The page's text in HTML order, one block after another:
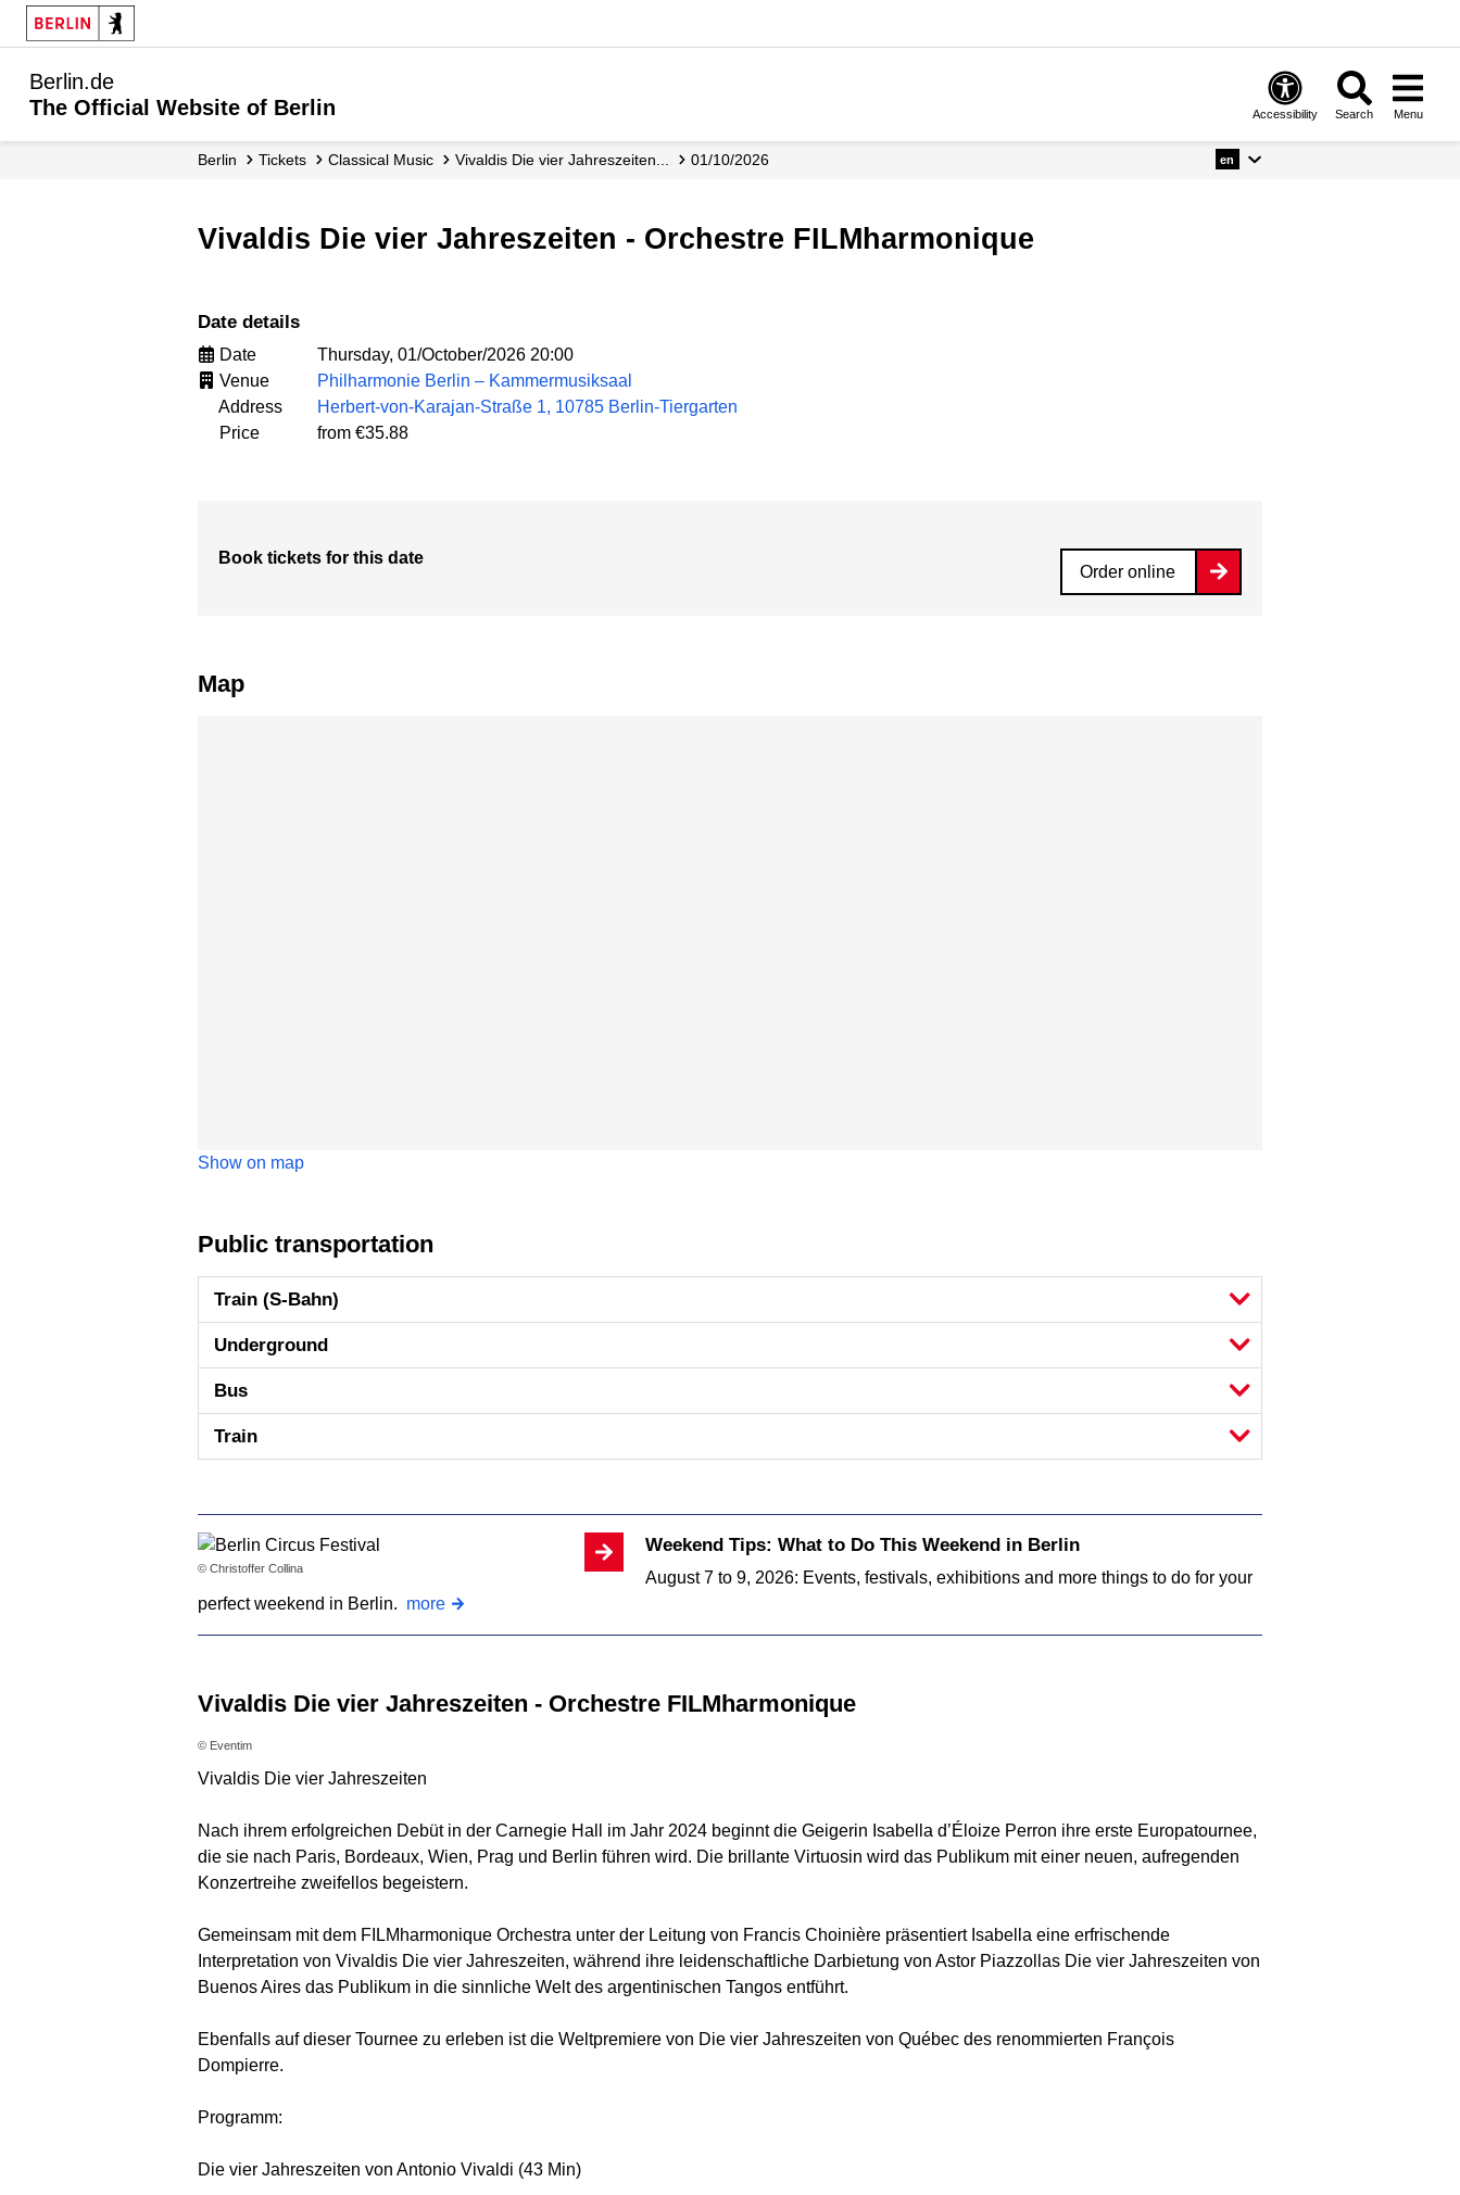
Berlin.de
The Official Website of Berlin
Accessibility Search Menu
Berlin Tickets Classical Music Vivaldis Die vier Jahreszeiten... 01/10/2026 en
Vivaldis Die vier Jahreszeiten - Orchestre FILMharmonique
Date details
Date
Thursday, 01/October/2026 20:00
Venue
Philharmonie Berlin – Kammermusiksaal
Address
Herbert-von-Karajan-Straße 1, 10785 Berlin-Tiergarten
Price
from €35.88
Book tickets for this date
Order online
Map
Show on map
Public transportation
Train (S-Bahn)
Underground
Bus
Train
© Christoffer Collina
Weekend Tips: What to Do This Weekend in Berlin
August 7 to 9, 2026: Events, festivals, exhibitions and more things to do for your
perfect weekend in Berlin. more
Vivaldis Die vier Jahreszeiten - Orchestre FILMharmonique
© Eventim
Vivaldis Die vier Jahreszeiten
Nach ihrem erfolgreichen Debüt in der Carnegie Hall im Jahr 2024 beginnt die Geigerin Isabella d’Éloize Perron ihre erste Europatournee,
die sie nach Paris, Bordeaux, Wien, Prag und Berlin führen wird. Die brillante Virtuosin wird das Publikum mit einer neuen, aufregenden
Konzertreihe zweifellos begeistern.
Gemeinsam mit dem FILMharmonique Orchestra unter der Leitung von Francis Choinière präsentiert Isabella eine erfrischende
Interpretation von Vivaldis Die vier Jahreszeiten, während ihre leidenschaftliche Darbietung von Astor Piazzollas Die vier Jahreszeiten von
Buenos Aires das Publikum in die sinnliche Welt des argentinischen Tangos entführt.
Ebenfalls auf dieser Tournee zu erleben ist die Weltpremiere von Die vier Jahreszeiten von Québec des renommierten François
Dompierre.
Programm:
Die vier Jahreszeiten von Antonio Vivaldi (43 Min)